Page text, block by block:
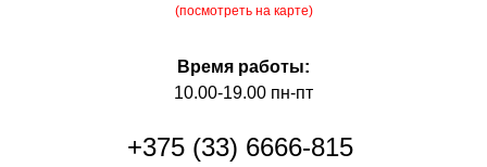
(посмотреть на карте)
Время работы:
10.00-19.00 пн-пт
+375 (33) 6666-815